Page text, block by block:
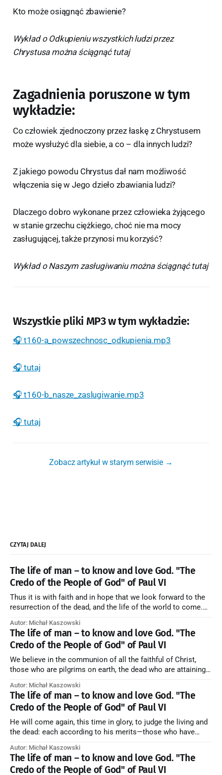
Kto może osiągnąć zbawienie?
Wykład o Odkupieniu wszystkich ludzi przez
Chrystusa można ściągnąć tutaj
Zagadnienia poruszone w tym
wykładzie:
Co człowiek zjednoczony przez łaskę z Chrystusem
może wysłużyć dla siebie, a co – dla innych ludzi?
Z jakiego powodu Chrystus dał nam możliwość
włączenia się w Jego dzieło zbawiania ludzi?
Dlaczego dobro wykonane przez człowieka żyjącego
w stanie grzechu ciężkiego, choć nie ma mocy
zasługującej, także przynosi mu korzyść?
Wykład o Naszym zasługiwaniu można ściągnąć tutaj
Wszystkie pliki MP3 w tym wykładzie:
🎧 t160-a_powszechnosc_odkupienia.mp3
🎧 tutaj
🎧 t160-b_nasze_zaslugiwanie.mp3
🎧 tutaj
Zobacz artykuł w starym serwisie →
CZYTAJ DALEJ
The life of man – to know and love God. "The
Credo of the People of God" of Paul VI
Thus it is with faith and in hope that we look forward to the
resurrection of the dead, and the life of the world to come.
artykuł w starym serwisie →
Autor: Michał Kaszowski
The life of man – to know and love God. "The
Credo of the People of God" of Paul VI
We believe in the communion of all the faithful of Christ,
those who are pilgrims on earth, the dead who are attaining
forming one Church; and we believe that in this communion
the merciful love of God and His saints is
Autor: Michał Kaszowski
The life of man – to know and love God. "The
Credo of the People of God" of Paul VI
He will come again, this time in glory, to judge the living and
the dead: each according to his merits—those who have
those who have refused them to the end going to the fire that
is not
Autor: Michał Kaszowski
The life of man – to know and love God. "The
Credo of the People of God" of Paul VI